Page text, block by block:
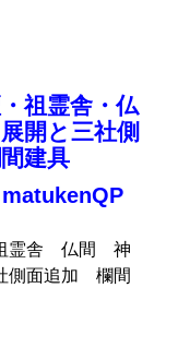
祖霊舎・仏
開と三社側
建具
matukenQP
霊舎 仏間 神
側面追加 欄間